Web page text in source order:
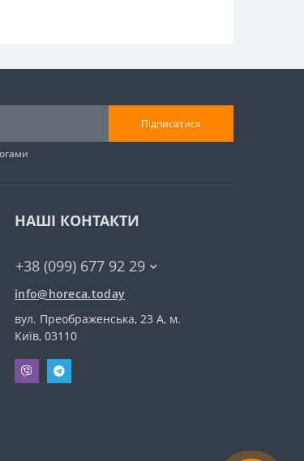
Підписатися
НАШІ КОНТАКТИ
+38 (099) 677 92 29
info@horeca.today
вул. Преображенська, 23 А, м.
Київ, 03110